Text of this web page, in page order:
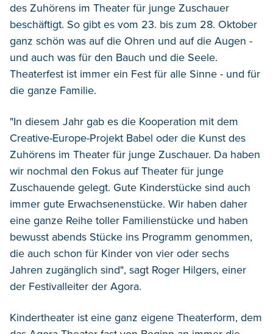
des Zuhörens im Theater für junge Zuschauer
beschäftigt. So gibt es vom 23. bis zum 28. Oktober
ganz schön was auf die Ohren und auf die Augen -
und auch was für den Bauch und die Seele.
Theaterfest ist immer ein Fest für alle Sinne - und für
die ganze Familie.
"In diesem Jahr gab es die Kooperation mit dem
Creative-Europe-Projekt Babel oder die Kunst des
Zuhörens im Theater für junge Zuschauer. Da haben
wir nochmal den Fokus auf Theater für junge
Zuschauende gelegt. Gute Kinderstücke sind auch
immer gute Erwachsenenstücke. Wir haben daher
eine ganze Reihe toller Familienstücke und haben
bewusst abends Stücke ins Programm genommen,
die auch schon für Kinder von vier oder sechs
Jahren zugänglich sind", sagt Roger Hilgers, einer
der Festivalleiter der Agora.
Kindertheater ist eine ganz eigene Theaterform, dem